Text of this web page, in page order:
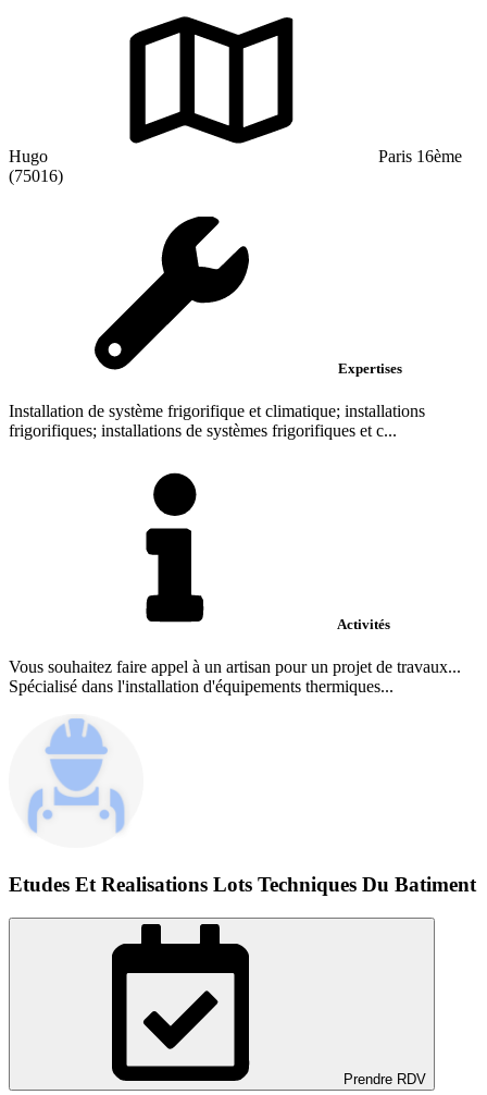
Hugo
Paris 16ème
(75016)
Expertises
Installation de système frigorifique et climatique; installations
frigorifiques; installations de systèmes frigorifiques et c...
Activités
Vous souhaitez faire appel à un artisan pour un projet de travaux...
Spécialisé dans l'installation d'équipements thermiques...
Etudes Et Realisations Lots Techniques Du Batiment
Prendre RDV